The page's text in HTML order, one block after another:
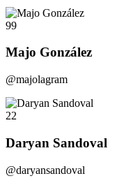
99
Majo González
@majolagram
22
Daryan Sandoval
@daryansandoval